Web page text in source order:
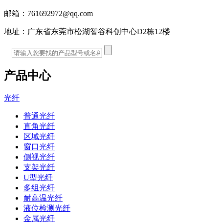
邮箱： 761692972@qq.com
地址： 广东省东莞市松湖智谷科创中心D2栋12楼
产品中心
光纤
普通光纤
直角光纤
区域光纤
窗口光纤
侧视光纤
支架光纤
U型光纤
多组光纤
耐高温光纤
液位检测光纤
金属光纤